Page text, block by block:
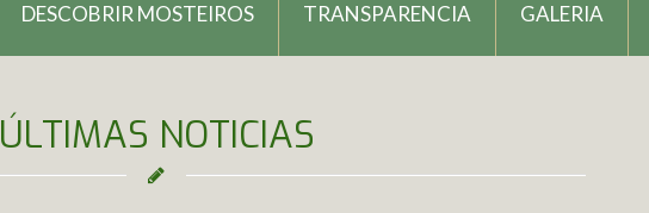
DESCOBRIR MOSTEIROS TRANSPARENCIA GALERIA
ÚLTIMAS NOTICIAS